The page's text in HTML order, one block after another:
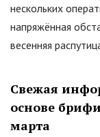
нескольких
напряжённая
весенняя
Свежая
основе
марта